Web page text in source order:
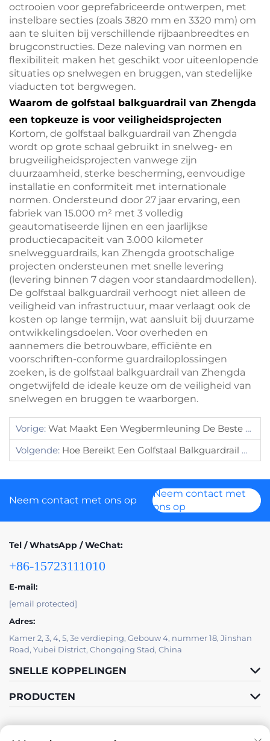
octrooien voor geprefabriceerde ontwerpen, met
instelbare secties (zoals 3820 mm en 3320 mm) om
aan te sluiten bij verschillende rijbaanbreedtes en
brugconstructies. Deze naleving van normen en
flexibiliteit maken het geschikt voor uiteenlopende
situaties op snelwegen en bruggen, van stedelijke
viaducten tot bergwegen.
Waarom de golfstaal balkguardrail van Zhengda
een topkeuze is voor veiligheidsprojecten
Kortom, de golfstaal balkguardrail van Zhengda
wordt op grote schaal gebruikt in snelweg- en
brugveiligheidsprojecten vanwege zijn
duurzaamheid, sterke bescherming, eenvoudige
installatie en conformiteit met internationale
normen. Ondersteund door 27 jaar ervaring, een
fabriek van 15.000 m² met 3 volledig
geautomatiseerde lijnen en een jaarlijkse
productiecapaciteit van 3.000 kilometer
snelwegguardrails, kan Zhengda grootschalige
projecten ondersteunen met snelle levering
(levering binnen 7 dagen voor standaardmodellen).
De golfstaal balkguardrail verhoogt niet alleen de
veiligheid van infrastructuur, maar verlaagt ook de
kosten op lange termijn, wat aansluit bij duurzame
ontwikkelingsdoelen. Voor overheden en
aannemers die betrouwbare, efficiënte en
voorschriften-conforme guardrailoplossingen
zoeken, is de golfstaal balkguardrail van Zhengda
ongetwijfeld de ideale keuze om de veiligheid van
snelwegen en bruggen te waarborgen.
Vorige: Wat Maakt Een Wegbermleuning De Beste Keuze Voor Verkeersveiligheid
Volgende: Hoe Bereikt Een Golfstaal Balkguardrail Uitstekende Anti-Collisionprestaties
Neem contact met ons op
Neem contact met
ons op
Tel / WhatsApp / WeChat:
+86-15723111010
E-mail:
[email protected]
Adres:
Kamer 2, 3, 4, 5, 3e verdieping, Gebouw 4, nummer 18, Jinshan
Road, Yubei District, Chongqing Stad, China
SNELLE KOPPELINGEN
PRODUCTEN